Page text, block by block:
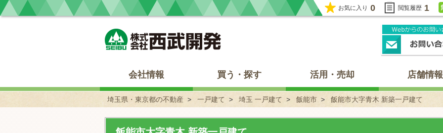
お気に入り 0 閲覧履歴 1
会社情報 買う・探す 活用・売却 店舗情報
埼玉県・東京都の不動産 一戸建て 埼玉 一戸建て 飯能市 飯能市大字青木 新築一戸建て